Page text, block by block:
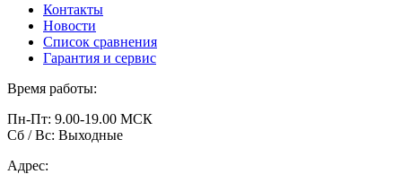
Контакты
Новости
Список сравнения
Гарантия и сервис
Время работы:
Пн-Пт: 9.00-19.00 МСК
Сб / Вс: Выходные
Адрес: